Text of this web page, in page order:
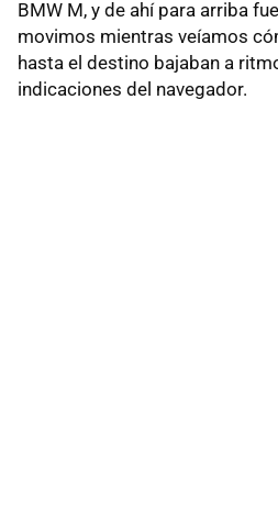
BMW M, y de ahí para arriba
movimos mientras veíamos
hasta el destino bajaban a
indicaciones del navegador.